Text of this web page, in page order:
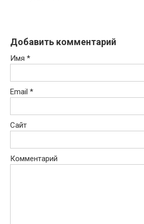
Добавить комментарий
Имя *
Email *
Сайт
Комментарий